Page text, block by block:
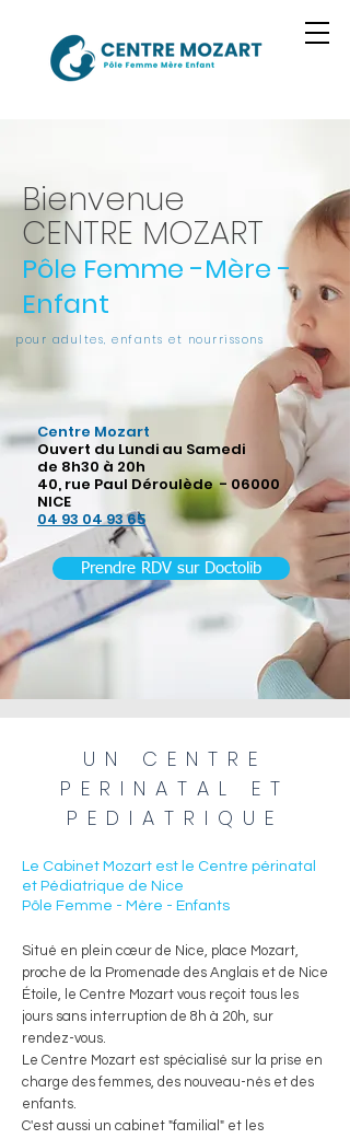
Bienvenue
CENTRE MOZART
Pôle Femme -Mère -
Enfant
pour adultes, enfants et nourrissons
Centre Mozart
Ouvert du Lundi au Samedi
de 8h30 à 20h
40, rue Paul Déroulède - 06000
NICE
04 93 04 93 65
Prendre RDV sur Doctolib
UN CENTRE
PERINATAL ET
PEDIATRIQUE
Le Cabinet Mozart est le Centre périnatal
et Pédiatrique de Nice
Pôle Femme - Mère - Enfants
Situé en plein cœur de Nice, place Mozart,
proche de la Promenade des Anglais et de Nice
Étoile, le Centre Mozart vous reçoit tous les
jours sans interruption de 8h à 20h, sur
rendez-vous.
Le Centre Mozart est spécialisé sur la prise en
charge des femmes, des nouveau-nés et des
enfants.
C'est aussi un cabinet "familial" et les